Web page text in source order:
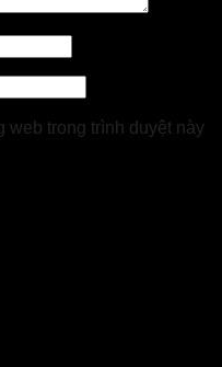
web trong trình duyệt này